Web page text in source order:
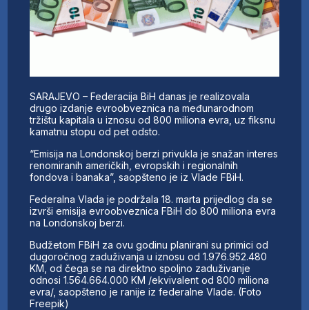
AKTIVNOSTI
SWOT INTERVJU
SARAJEVO – Federacija BiH danas je realizovala
drugo izdanje evroobveznica na međunarodnom
tržištu kapitala u iznosu od 800 miliona evra, uz fiksnu
kamatnu stopu od pet odsto.
“Emisija na Londonskoj berzi privukla je snažan interes
renomiranih američkih, evropskih i regionalnih
fondova i banaka”, saopšteno je iz Vlade FBiH.
Federalna Vlada je podržala 18. marta prijedlog da se
izvrši emisija evroobveznica FBiH do 800 miliona evra
na Londonskoj berzi.
Budžetom FBiH za ovu godinu planirani su primici od
dugoročnog zaduživanja u iznosu od 1.976.952.480
KM, od čega se na direktno spoljno zaduživanje
odnosi 1.564.664.000 KM /ekvivalent od 800 miliona
evra/, saopšteno je ranije iz federalne Vlade. (Foto
Freepik)